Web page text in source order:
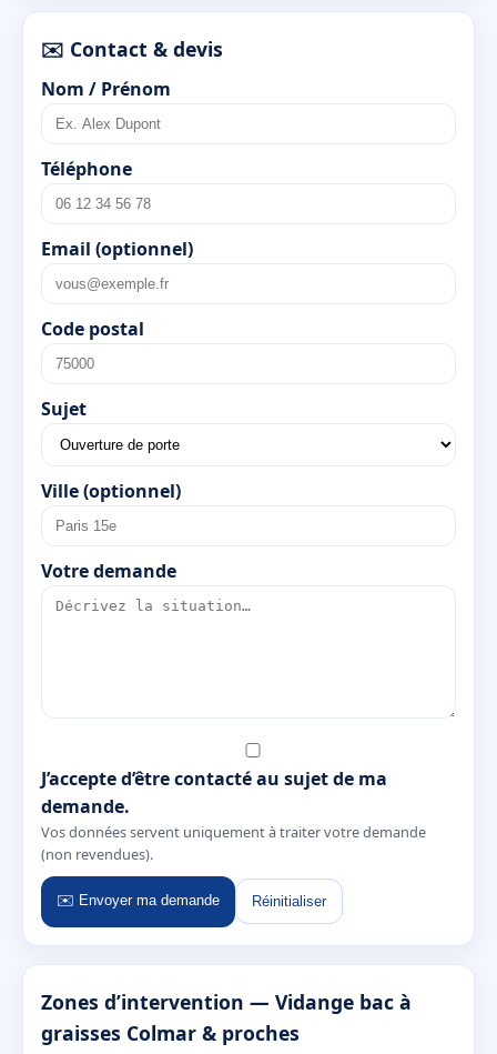
✉️ Contact & devis
Nom / Prénom
Téléphone
Email (optionnel)
Code postal
Sujet
Ville (optionnel)
Votre demande
J’accepte d’être contacté au sujet de ma
demande.
Vos données servent uniquement à traiter votre demande
(non revendues).
✉️ Envoyer ma demande Réinitialiser
Zones d’intervention — Vidange bac à
graisses Colmar & proches